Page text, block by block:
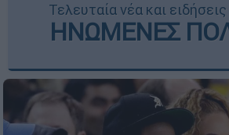
Τελευταία νέα και
ΗΝΩΜΕΝΕΣ